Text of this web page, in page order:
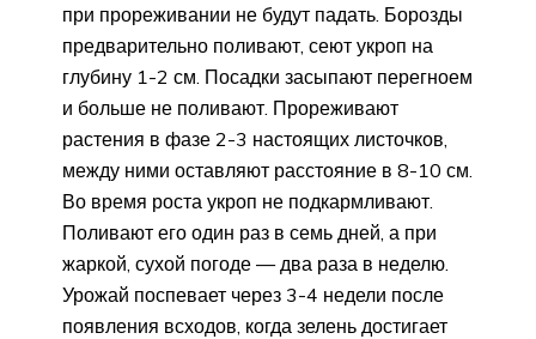
при прореживании не будут падать. Борозды
предварительно поливают, сеют укроп на
глубину 1-2 см. Посадки засыпают перегноем
и больше не поливают. Прореживают
растения в фазе 2-3 настоящих листочков,
между ними оставляют расстояние в 8-10 см.
Во время роста укроп не подкармливают.
Поливают его один раз в семь дней, а при
жаркой, сухой погоде — два раза в неделю.
Урожай поспевает через 3-4 недели после
появления всходов, когда зелень достигает